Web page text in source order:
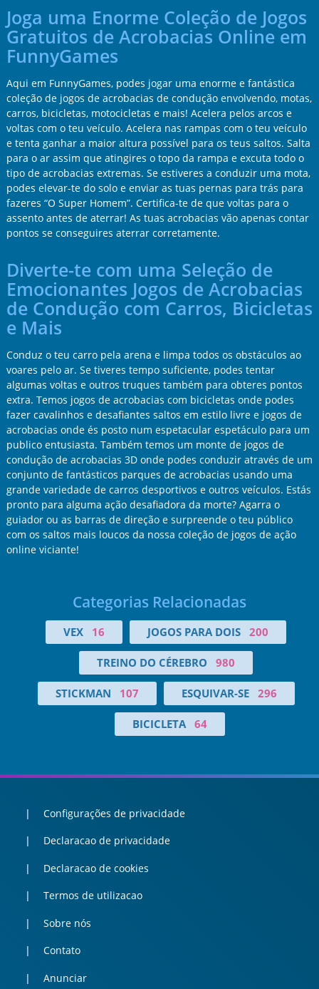
Joga uma Enorme Coleção de Jogos
Gratuitos de Acrobacias Online em
FunnyGames
Aqui em FunnyGames, podes jogar uma enorme e fantástica
coleção de jogos de acrobacias de condução envolvendo, motas,
carros, bicicletas, motocicletas e mais! Acelera pelos arcos e
voltas com o teu veículo. Acelera nas rampas com o teu veículo
e tenta ganhar a maior altura possível para os teus saltos. Salta
para o ar assim que atingires o topo da rampa e excuta todo o
tipo de acrobacias extremas. Se estiveres a conduzir uma mota,
podes elevar-te do solo e enviar as tuas pernas para trás para
fazeres “O Super Homem”. Certifica-te de que voltas para o
assento antes de aterrar! As tuas acrobacias vão apenas contar
pontos se conseguires aterrar corretamente.
Diverte-te com uma Seleção de
Emocionantes Jogos de Acrobacias
de Condução com Carros, Bicicletas
e Mais
Conduz o teu carro pela arena e limpa todos os obstáculos ao
voares pelo ar. Se tiveres tempo suficiente, podes tentar
algumas voltas e outros truques também para obteres pontos
extra. Temos jogos de acrobacias com bicicletas onde podes
fazer cavalinhos e desafiantes saltos em estilo livre e jogos de
acrobacias onde és posto num espetacular espetáculo para um
publico entusiasta. Também temos um monte de jogos de
condução de acrobacias 3D onde podes conduzir através de um
conjunto de fantásticos parques de acrobacias usando uma
grande variedade de carros desportivos e outros veículos. Estás
pronto para alguma ação desafiadora da morte? Agarra o
guiador ou as barras de direção e surpreende o teu público
com os saltos mais loucos da nossa coleção de jogos de ação
online viciante!
Categorias Relacionadas
VEX 16 JOGOS PARA DOIS 200
TREINO DO CÉREBRO 980
STICKMAN 107 ESQUIVAR-SE 296
BICICLETA 64
Configurações de privacidade
Declaracao de privacidade
Declaracao de cookies
Termos de utilizacao
Sobre nós
Contato
Anunciar